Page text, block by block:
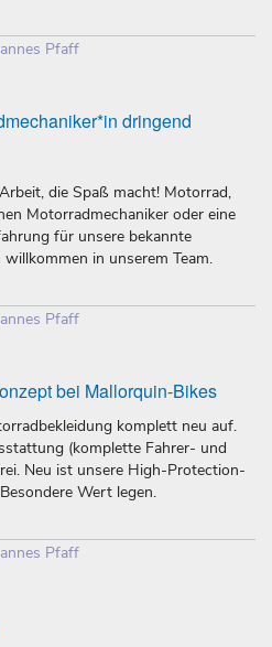
Pfaff
dringend
die Spaß macht! Motorrad,
Motorradmechaniker oder eine
für unsere bekannte
in unserem Team.
Pfaff
bei Mallorquin-Bikes
komplett neu auf.
(komplette Fahrer- und
Neu ist unsere High-Protection-
Wert legen.
Pfaff